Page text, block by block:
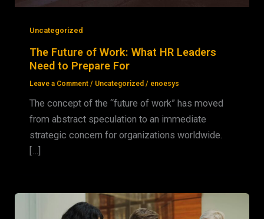
Uncategorized
The Future of Work: What HR Leaders
Need to Prepare For
Leave a Comment / Uncategorized / enoesys
The concept of the “future of work” has moved
from abstract speculation to an immediate
strategic concern for organizations worldwide.
[…]